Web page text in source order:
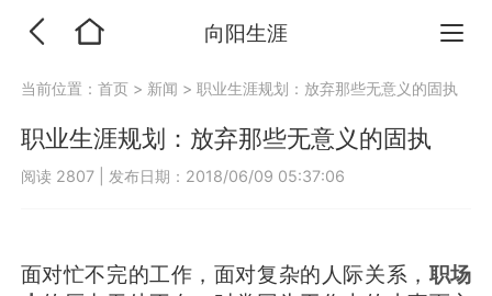
向阳生涯
当前位置：首页 > 新闻 >职业生涯规划：放弃那些无意义的固执
职业生涯规划：放弃那些无意义的固执
阅读 2807 发布日期：2018/06/09 05:37:06
面对忙不完的工作，面对复杂的人际关系， 职场